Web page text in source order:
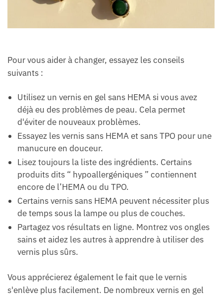
Pour vous aider à changer, essayez les conseils
suivants :
Utilisez un vernis en gel sans HEMA si vous avez
déjà eu des problèmes de peau. Cela permet
d'éviter de nouveaux problèmes.
Essayez les vernis sans HEMA et sans TPO pour une
manucure en douceur.
Lisez toujours la liste des ingrédients. Certains
produits dits “ hypoallergéniques ” contiennent
encore de l’HEMA ou du TPO.
Certains vernis sans HEMA peuvent nécessiter plus
de temps sous la lampe ou plus de couches.
Partagez vos résultats en ligne. Montrez vos ongles
sains et aidez les autres à apprendre à utiliser des
vernis plus sûrs.
Vous apprécierez également le fait que le vernis
s'enlève plus facilement. De nombreux vernis en gel